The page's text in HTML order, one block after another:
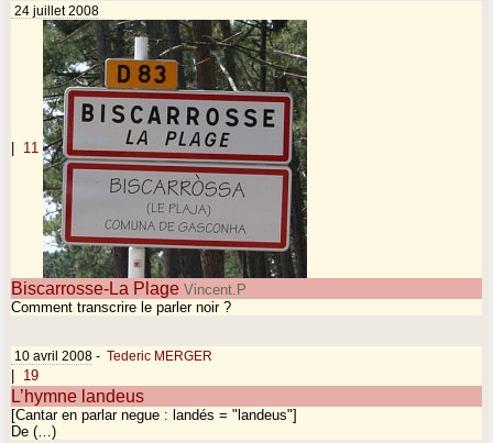
24 juillet 2008
11
Biscarrosse-La Plage Vincent.P
Comment transcrire le parler noir ?
10 avril 2008 - Tederic MERGER
19
L’hymne landeus
[Cantar en parlar negue : landés = "landeus"]
De (…)